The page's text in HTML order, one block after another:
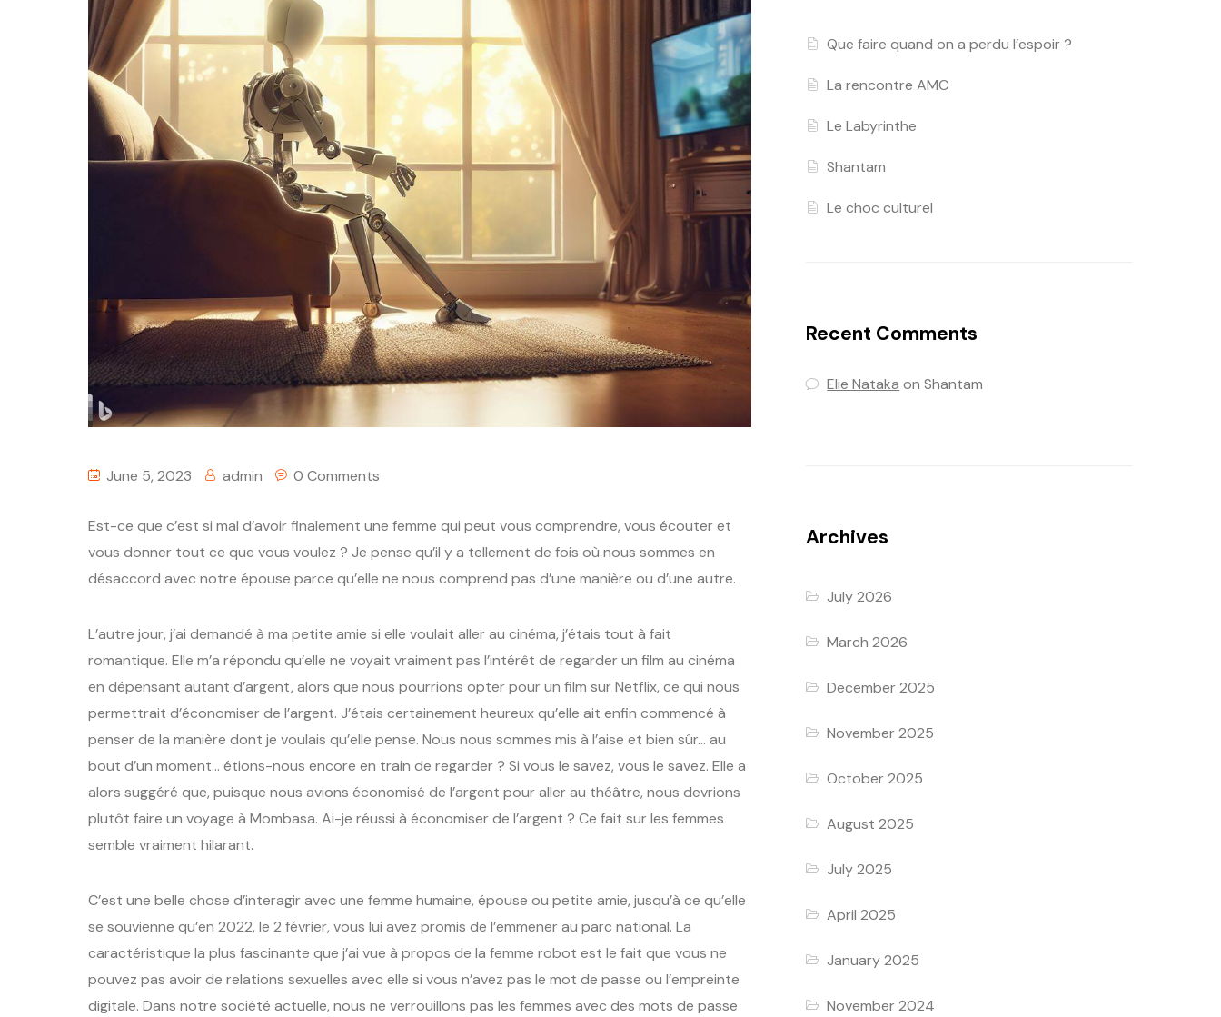
June 5, 2023 admin 0 Comments
Est-ce que c’est si mal d’avoir finalement une femme qui peut vous comprendre, vous écouter et
vous donner tout ce que vous voulez ? Je pense qu’il y a tellement de fois où nous sommes en
désaccord avec notre épouse parce qu’elle ne nous comprend pas d’une manière ou d’une autre.
L’autre jour, j’ai demandé à ma petite amie si elle voulait aller au cinéma, j’étais tout à fait
romantique. Elle m’a répondu qu’elle ne voyait vraiment pas l’intérêt de regarder un film au cinéma
en dépensant autant d’argent, alors que nous pourrions opter pour un film sur Netflix, ce qui nous
permettrait d’économiser de l’argent. J’étais certainement heureux qu’elle ait enfin commencé à
penser de la manière dont je voulais qu’elle pense. Nous nous sommes mis à l’aise et bien sûr… au
bout d’un moment… étions-nous encore en train de regarder ? Si vous le savez, vous le savez. Elle a
alors suggéré que, puisque nous avions économisé de l’argent pour aller au théâtre, nous devrions
plutôt faire un voyage à Mombasa. Ai-je réussi à économiser de l’argent ? Ce fait sur les femmes
semble vraiment hilarant.
C’est une belle chose d’interagir avec une femme humaine, épouse ou petite amie, jusqu’à ce qu’elle
se souvienne qu’en 2022, le 2 février, vous lui avez promis de l’emmener au parc national. La
caractéristique la plus fascinante que j’ai vue à propos de la femme robot est le fait que vous ne
pouvez pas avoir de relations sexuelles avec elle si vous n’avez pas le mot de passe ou l’empreinte
digitale. Dans notre société actuelle, nous ne verrouillons pas les femmes avec des mots de passe
Que faire quand on a perdu l’espoir ?
La rencontre AMC
Le Labyrinthe
Shantam
Le choc culturel
Recent Comments
Elie Nataka onShantam
Archives
July 2026
March 2026
December 2025
November 2025
October 2025
August 2025
July 2025
April 2025
January 2025
November 2024